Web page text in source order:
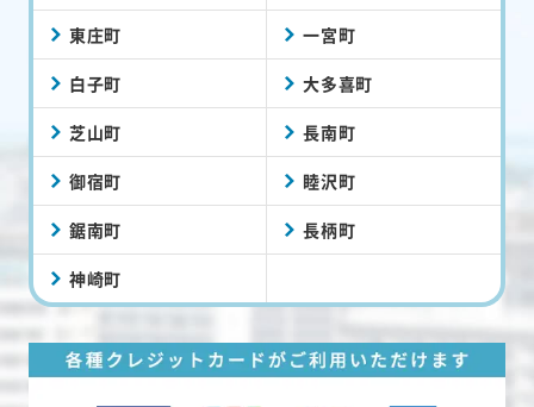
東庄町 一宮町
白子町 大多喜町
芝山町 長南町
御宿町 睦沢町
鋸南町 長柄町
神崎町